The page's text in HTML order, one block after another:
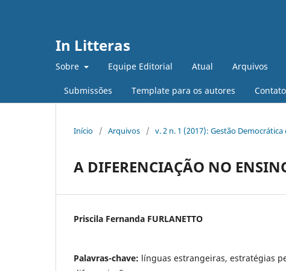
In Litteras
Sobre Equipe Editorial Atual Arquivos
Submissões Template para os autores Contato
Início / Arquivos / v. 2 n. 1 (2017): Gestão
A DIFERENCIAÇÃO NO
Priscila Fernanda FURLANETTO
Palavras-chave: línguas estrangeiras, estratégias